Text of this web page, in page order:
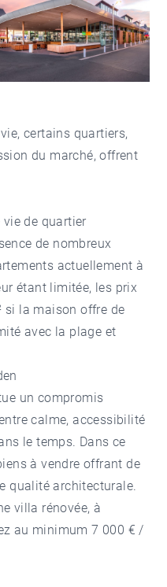
certains quartiers,
du marché, offrent
vie de quartier
de nombreux
actuellement à
étant limitée, les prix
si la maison offre de
avec la plage et
un compromis
calme, accessibilité
le temps. Dans ce
à vendre offrant de
qualité architecturale.
villa rénovée, à
au minimum 7 000 € /